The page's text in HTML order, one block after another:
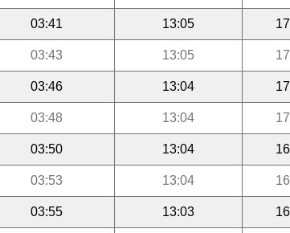
03:41 13:05
03:43 13:05
03:46 13:04
03:48 13:04
03:50 13:04
03:53 13:04
03:55 13:03